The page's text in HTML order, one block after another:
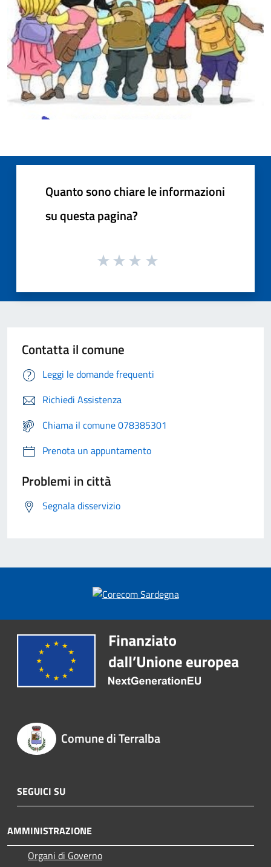
Quanto sono chiare le informazioni
su questa pagina?
Contatta il comune
Leggi le domande frequenti
Richiedi Assistenza
Chiama il comune 078385301
Prenota un appuntamento
Problemi in città
Segnala disservizio
Comune di Terralba
SEGUICI SU
AMMINISTRAZIONE
Organi di Governo